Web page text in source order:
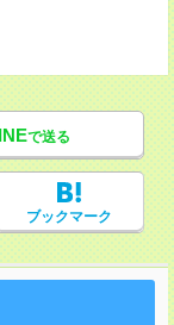
で送る
ブックマーク